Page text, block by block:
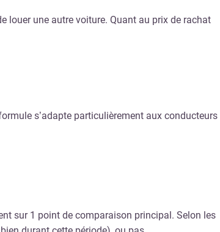
louer une autre voiture. Quant au prix de rachat
s’adapte particulièrement aux conducteurs
sur 1 point de comparaison principal. Selon les